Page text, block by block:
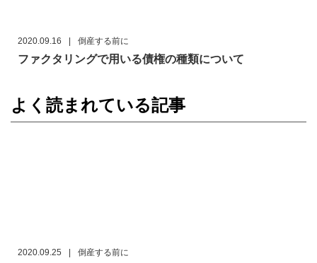
2020.09.16 | 倒産する前に
ファクタリングで用いる債権の種類について
よく読まれている記事
2020.09.25 | 倒産する前に